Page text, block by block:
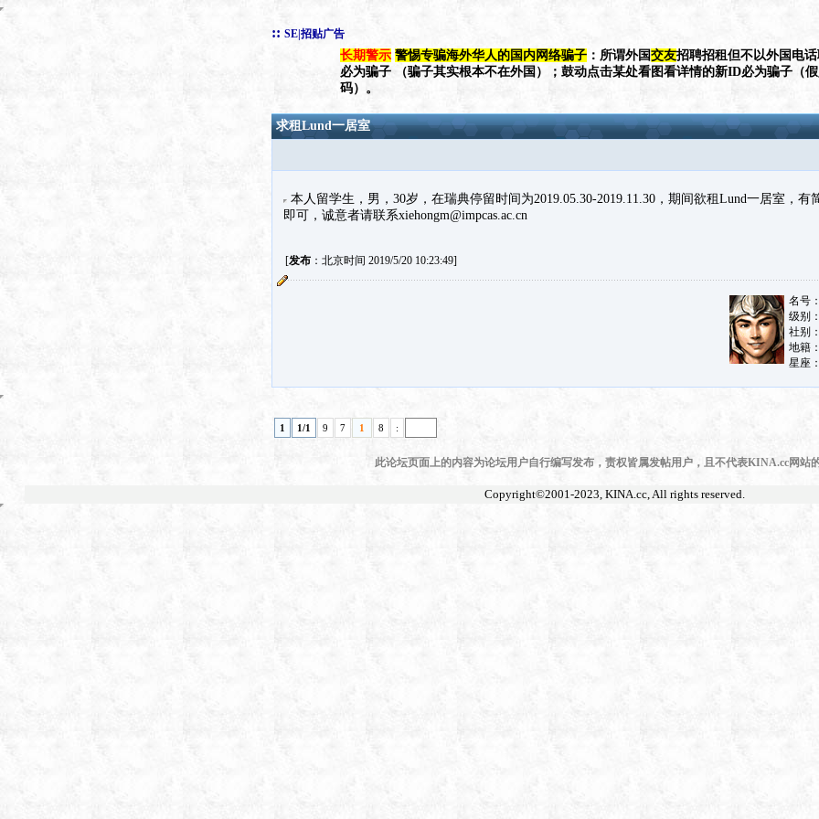
:: SE|招贴广告
长期警示 警惕专骗海外华人的国内网络骗子 ：所谓外国交友招聘招租但不以外国电
必为骗子 （骗子其实根本不在外国）；鼓动点击某处看图看详情的新ID必为骗子（
码）。
求租Lund一居室
本人留学生，男，30岁，在瑞典停留时间为2019.05.30-2019.11.30，期间欲租Lund一居室，有
即可，诚意者请联系xiehongm@impcas.ac.cn
[发布：北京时间 2019/5/20 10:23:49]
1 1/1 9 7 1 8 :
此论坛页面上的内容为论坛用户自行编写发布，责权皆属发帖用户，且不代表KINA.cc网站
Copyright©2001-2023, KINA.cc, All rights reserved.